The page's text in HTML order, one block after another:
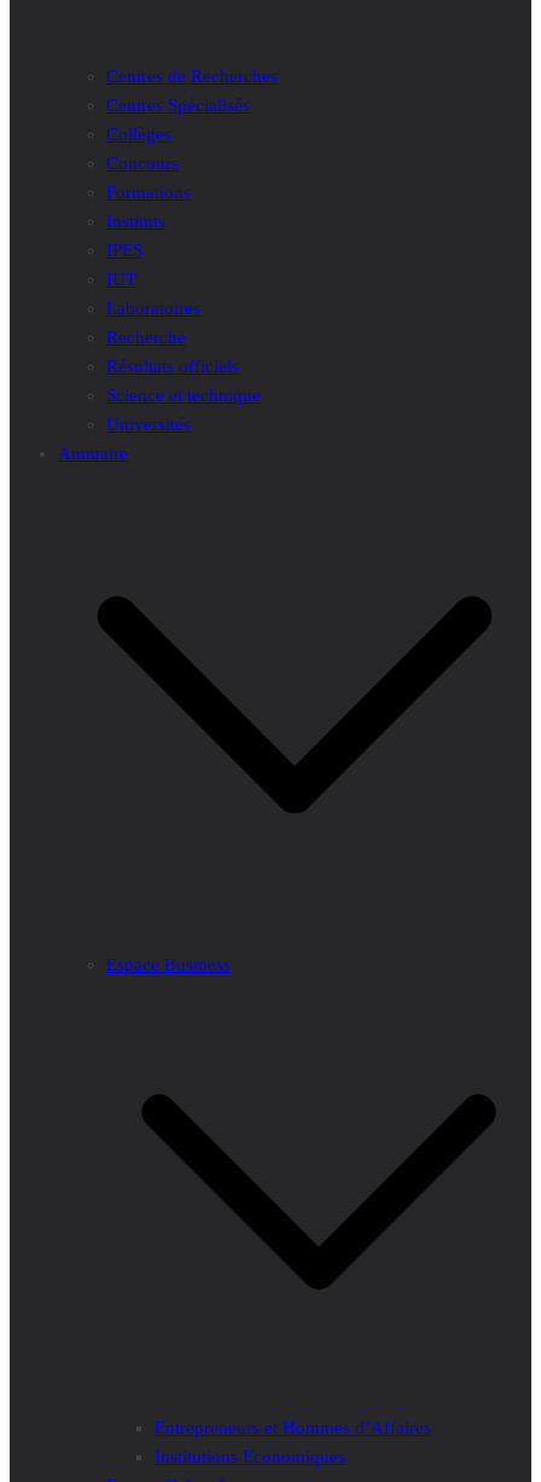
Centres de Recherches
Centres Spécialisés
Collèges
Concours
Formations
Instituts
IPES
IUT
Laboratoires
Recherche
Résultats officiels
Science et technique
Universités
Annuaire
Espace Business
Entrepreneurs et Hommes d’Affaires
Institutions Economiques